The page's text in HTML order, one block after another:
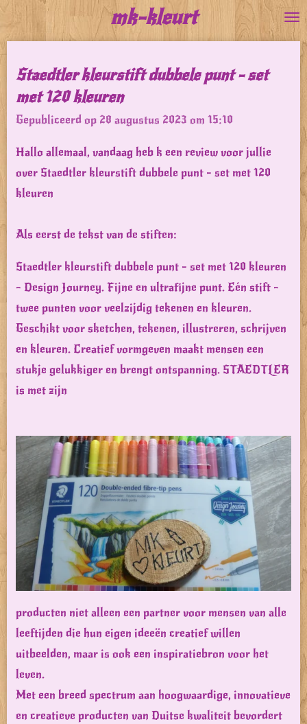
direct
de
hoofdinhoud
mk-kleurt
Staedtler kleurstift dubbele punt - set
met 120 kleuren
Gepubliceerd op 28 augustus 2023 om 15:10
Hallo allemaal, vandaag heb k een review voor jullie
over Staedtler kleurstift dubbele punt - set met 120
kleuren
Als eerst de tekst van de stiften:
Staedtler kleurstift dubbele punt - set met 120 kleuren
- Design Journey. Fijne en ultrafijne punt. Eén stift -
twee punten voor veelzijdig tekenen en kleuren.
Geschikt voor sketchen, tekenen, illustreren, schrijven
en kleuren. Creatief vormgeven maakt mensen een
stukje gelukkiger en brengt ontspanning. STAEDTLER
is met zijn
producten niet alleen een partner voor mensen van alle
leeftijden die hun eigen ideeën creatief willen
uitbeelden, maar is ook een inspiratiebron voor het
leven.
Met een breed spectrum aan hoogwaardige, innovatieve
en creatieve producten van Duitse kwaliteit bevordert